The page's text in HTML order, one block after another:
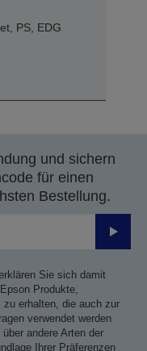
PS, EDG
und sichern
für einen
Bestellung.
Sie sich damit
Produkte,
erhalten, die auch zur
verwendet werden
andere Arten der
Ihrer Präferenzen